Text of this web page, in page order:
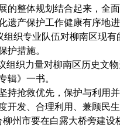
的整体规划结合起来，全
遗产保护工作健康有序地进
组织专业队伍对柳南区现
护措施。
组织力量对柳南区历史文
辑》一书。
坚持抢救优先，保护与利用
开发、合理利用、兼顾民
柳州市要在白露大桥旁建设